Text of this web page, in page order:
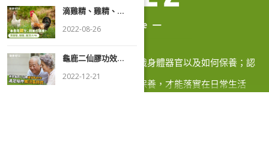
滴雞精、雞精、...
2022-08-26
龜鹿二仙膠功效...
2022-12-21